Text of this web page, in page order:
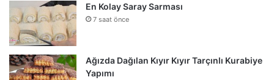
En Kolay Saray Sarması
7 saat önce
Ağızda Dağılan Kıyır Kıyır Tarçınlı Kurabiye
Yapımı